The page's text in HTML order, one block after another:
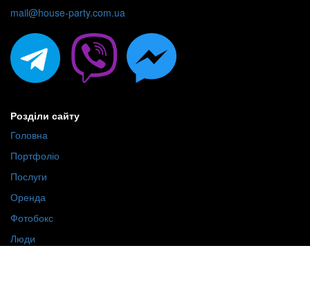
mail@house-party.com.ua
Розділи сайту
Головна
Портфоліо
Послуги
Оренда
Фотобокс
Люди